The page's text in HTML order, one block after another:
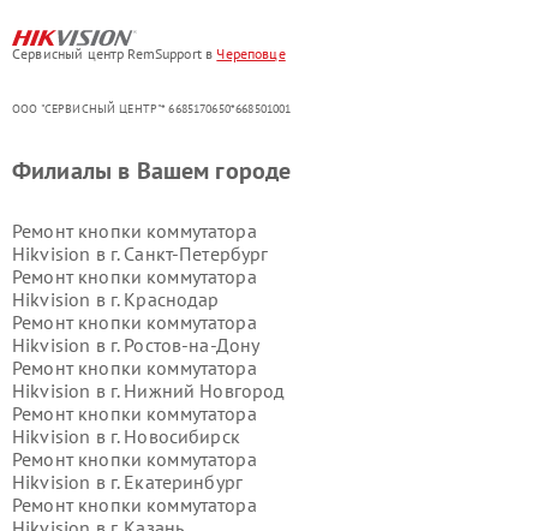
Сервисный центр RemSupport в Череповце
ООО "СЕРВИСНЫЙ ЦЕНТР"* 6685170650*668501001
Филиалы в Вашем городе
Ремонт кнопки коммутатора
Hikvision в г. Санкт-Петербург
Ремонт кнопки коммутатора
Hikvision в г. Краснодар
Ремонт кнопки коммутатора
Hikvision в г. Ростов-на-Дону
Ремонт кнопки коммутатора
Hikvision в г. Нижний Новгород
Ремонт кнопки коммутатора
Hikvision в г. Новосибирск
Ремонт кнопки коммутатора
Hikvision в г. Екатеринбург
Ремонт кнопки коммутатора